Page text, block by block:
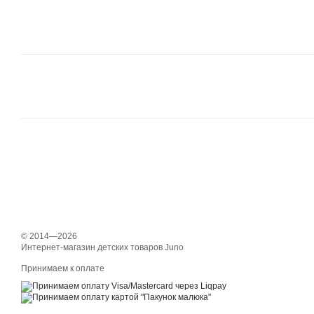
© 2014—2026
Интернет-магазин детских товаров Juno
Принимаем к оплате